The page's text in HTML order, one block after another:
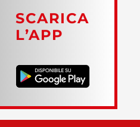
SCARICA
L’APP